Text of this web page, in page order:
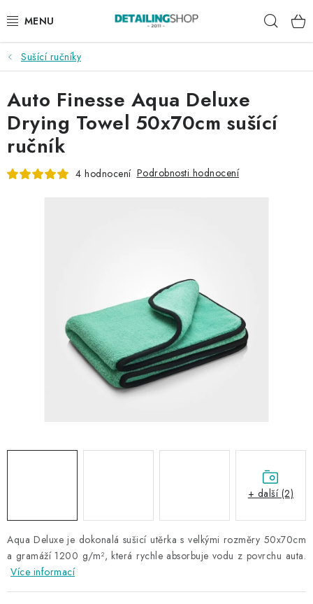
na
AKCE
NOVINKY
EXTERIÉR
INTERIÉR
NAŠE SLUŽBY
PRODÁVANÉ ZNAČKY
Sušící ručníky
Aqua Deluxe je dokonalá sušicí utěrka s velkými rozměry 50x70cm
a gramáží 1200 g/m², která rychle absorbuje vodu z povrchu auta.
Více informací
Auto Finesse Aqua Deluxe
Drying Towel 50x70cm sušící
ručník
4 hodnocení Podrobnosti hodnocení
+ další (2)